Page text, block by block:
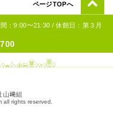
ページTOPへ
：9:00〜21:30 / 休館日：第３月
山﨑組
rights reserved.